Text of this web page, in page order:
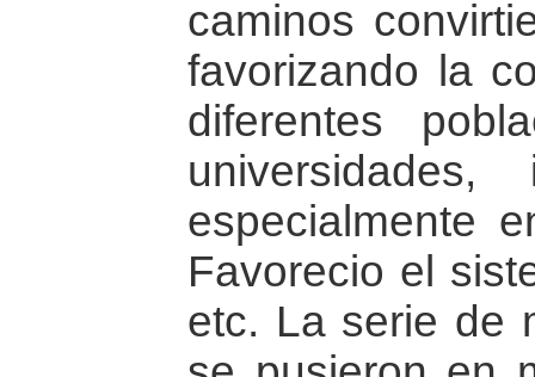
caminos
favorizando la
diferentes
universidades,
especialmente
Favorecio el
etc. La serie de